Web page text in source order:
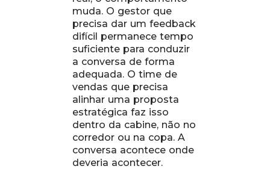
muda. O gestor que
precisa dar um feedback
difícil permanece tempo
suficiente para conduzir
a conversa de forma
adequada. O time de
vendas que precisa
alinhar uma proposta
estratégica faz isso
dentro da cabine, não no
corredor ou na copa. A
conversa acontece onde
deveria acontecer.